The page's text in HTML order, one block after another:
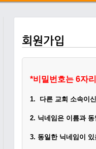
회원가입
*비밀번호는 6자
1. 다른 교회 소속이
2. 닉네임은 이름과 동
3. 동일한 닉네임이